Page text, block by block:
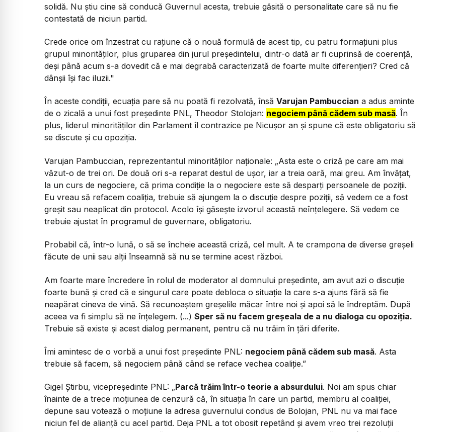
solidă. Nu știu cine să conducă Guvernul acesta, trebuie găsită o personalitate care să nu fie
contestată de niciun partid.
Crede orice om înzestrat cu rațiune că o nouă formulă de acest tip, cu patru formațiuni plus
grupul minorităților, plus gruparea din jurul președintelui, dintr-o dată ar fi cuprinsă de coerență,
deși până acum s-a dovedit că e mai degrabă caracterizată de foarte multe diferențieri? Cred că
dânșii își fac iluzii."
În aceste condiții, ecuația pare să nu poată fi rezolvată, însă Varujan Pambuccian a adus aminte
de o zicală a unui fost președinte PNL, Theodor Stolojan: negociem până cădem sub masă. În
plus, liderul minorităților din Parlament îl contrazice pe Nicușor an și spune că este obligatoriu să
se discute și cu opoziția.
Varujan Pambuccian, reprezentantul minorităților naționale: „Asta este o criză pe care am mai
văzut-o de trei ori. De două ori s-a reparat destul de ușor, iar a treia oară, mai greu. Am învățat,
la un curs de negociere, că prima condiție la o negociere este să desparți persoanele de poziții.
Eu vreau să refacem coaliția, trebuie să ajungem la o discuție despre poziții, să vedem ce a fost
greșit sau neaplicat din protocol. Acolo își găsește izvorul această neînțelegere. Să vedem ce
trebuie ajustat în programul de guvernare, obligatoriu.
Probabil că, într-o lună, o să se încheie această criză, cel mult. A te crampona de diverse greșeli
făcute de unii sau alții înseamnă să nu se termine acest război.
Am foarte mare încredere în rolul de moderator al domnului președinte, am avut azi o discuție
foarte bună și cred că e singurul care poate debloca o situație la care s-a ajuns fără să fie
neapărat cineva de vină. Să recunoaștem greșelile măcar între noi și apoi să le îndreptăm. După
aceea va fi simplu să ne înțelegem. (...) Sper să nu facem greșeala de a nu dialoga cu opoziția.
Trebuie să existe și acest dialog permanent, pentru că nu trăim în țări diferite.
Îmi amintesc de o vorbă a unui fost președinte PNL: negociem până cădem sub masă. Asta
trebuie să facem, să negociem până când se reface vechea coaliție.”
Gigel Știrbu, vicepreședinte PNL: „Parcă trăim într-o teorie a absurdului. Noi am spus chiar
înainte de a trece moțiunea de cenzură că, în situația în care un partid, membru al coaliției,
depune sau votează o moțiune la adresa guvernului condus de Bolojan, PNL nu va mai face
niciun fel de alianță cu acel partid. Deja PNL a tot obosit repetând și avem vreo trei rezoluții